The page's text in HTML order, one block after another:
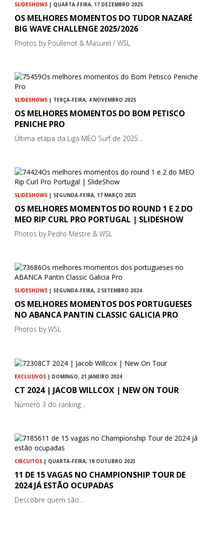
SLIDESHOWS | QUARTA-FEIRA, 17 DEZEMBRO 2025
OS MELHORES MOMENTOS DO TUDOR NAZARÉ
BIG WAVE CHALLENGE 2025/2026
Photos by Poullenot & Masurel / WSL
SLIDESHOWS | TERÇA-FEIRA, 4 NOVEMBRO 2025
OS MELHORES MOMENTOS DO BOM PETISCO
PENICHE PRO
Última etapa da Liga MEO Surf de 2025...
SLIDESHOWS | SEGUNDA-FEIRA, 17 MARÇO 2025
OS MELHORES MOMENTOS DO ROUND 1 E 2 DO
MEO RIP CURL PRO PORTUGAL | SLIDESHOW
Photos by Pedro Mestre & WSL
SLIDESHOWS | SEGUNDA-FEIRA, 2 SETEMBRO 2024
OS MELHORES MOMENTOS DOS PORTUGUESES
NO ABANCA PANTIN CLASSIC GALICIA PRO
Photos by WSL
EXCLUSIVOS | DOMINGO, 21 JANEIRO 2024
CT 2024 | JACOB WILLCOX | NEW ON TOUR
Número 3 do ranking...
CIRCUITOS | QUARTA-FEIRA, 18 OUTUBRO 2023
11 DE 15 VAGAS NO CHAMPIONSHIP TOUR DE
2024 JÁ ESTÃO OCUPADAS
Descobre quem são...